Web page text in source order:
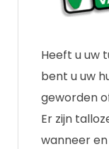
Heeft u uw
bent u uw
geworden
Er zijn
wanneer